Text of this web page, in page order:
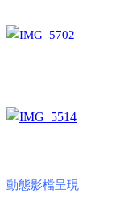
動態影檔呈現